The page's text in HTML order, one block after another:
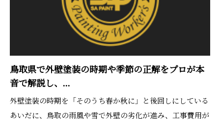
鳥取県で外壁塗装の時期や季節の正解をプロが本
音で解説し、...
外壁塗装の時期を「そのうち春か秋に」と後回しにしている
あいだに、鳥取の雨風や雪で外壁の劣化が進み、工事費用が